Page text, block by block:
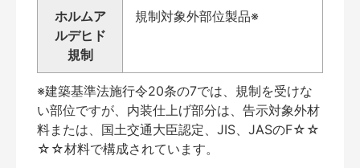
ホルムア
ルデヒド
規制
規制対象外部位製品※
※建築基準法施行令20条の7では、規制を受けな
い部位ですが、内装仕上げ部分は、告示対象外材
料または、国土交通大臣認定、JIS、JASのF☆☆
☆☆材料で構成されています。